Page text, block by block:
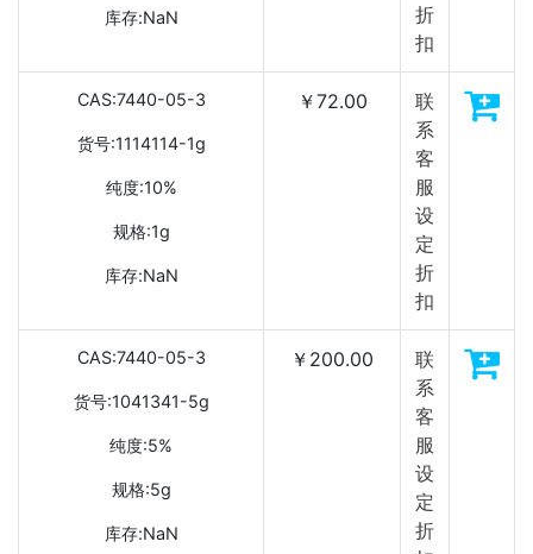
库存:NaN
折
扣
CAS:7440-05-3
货号:1114114-1g
纯度:10%
规格:1g
库存:NaN
￥72.00
联
系
客
服
设
定
折
扣
CAS:7440-05-3
货号:1041341-5g
纯度:5%
规格:5g
库存:NaN
￥200.00
联
系
客
服
设
定
折